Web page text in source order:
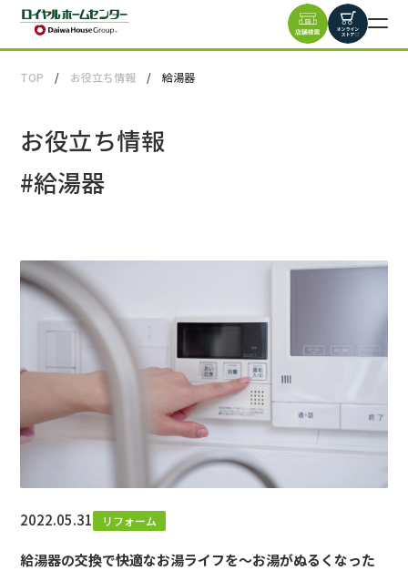
TOP お役立ち情報 給湯器
お役立ち情報
#給湯器
2022.05.31 リフォーム
給湯器の交換で快適なお湯ライフを～お湯がぬるくなった